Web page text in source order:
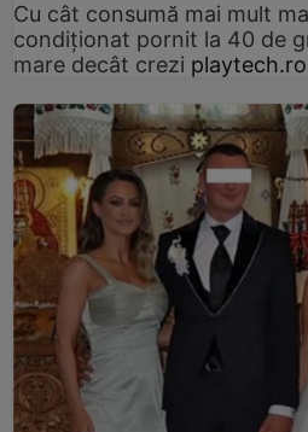
Cu cât consumă mai mult
condiționat pornit la 40 de
mare decât crezi playtech.ro